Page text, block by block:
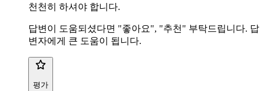
천천히 하셔야 합니다.
답변이 도움되셨다면 "좋아요", "추천" 부탁드립니다. 답
변자에게 큰 도움이 됩니다.
평가